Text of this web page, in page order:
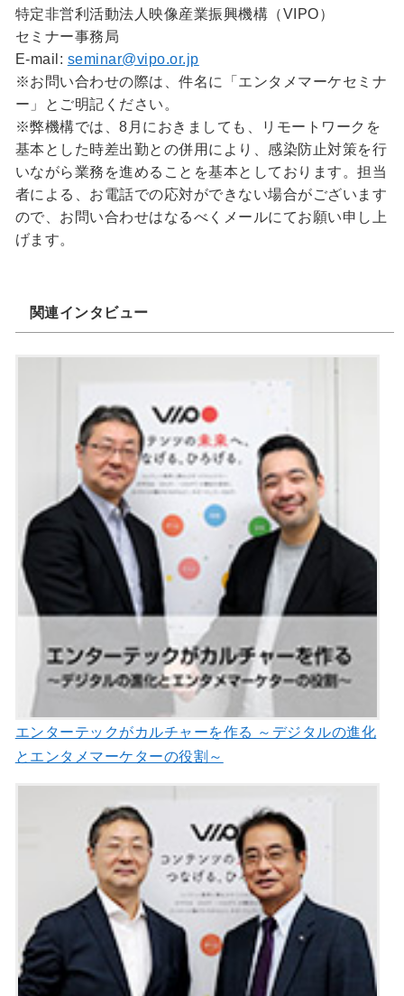
特定非営利活動法人映像産業振興機構（VIPO）
セミナー事務局
E-mail: seminar@vipo.or.jp
※お問い合わせの際は、件名に「エンタメマーケセミナ
ー」とご明記ください。
※弊機構では、8月におきましても、リモートワークを
基本とした時差出勤との併用により、感染防止対策を行
いながら業務を進めることを基本としております。担当
者による、お電話での応対ができない場合がございます
ので、お問い合わせはなるべくメールにてお願い申し上
げます。
関連インタビュー
エンターテックがカルチャーを作る ～デジタルの進化
とエンタメマーケターの役割～